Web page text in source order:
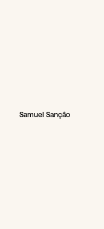
Samuel Sanção